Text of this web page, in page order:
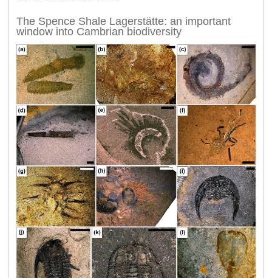
The Spence Shale Lagerstätte: an important
window into Cambrian biodiversity